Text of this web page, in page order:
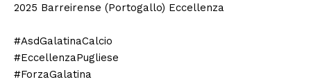
2025 Barreirense (Portogallo) Eccellenza
#AsdGalatinaCalcio
#EccellenzaPugliese
#ForzaGalatina